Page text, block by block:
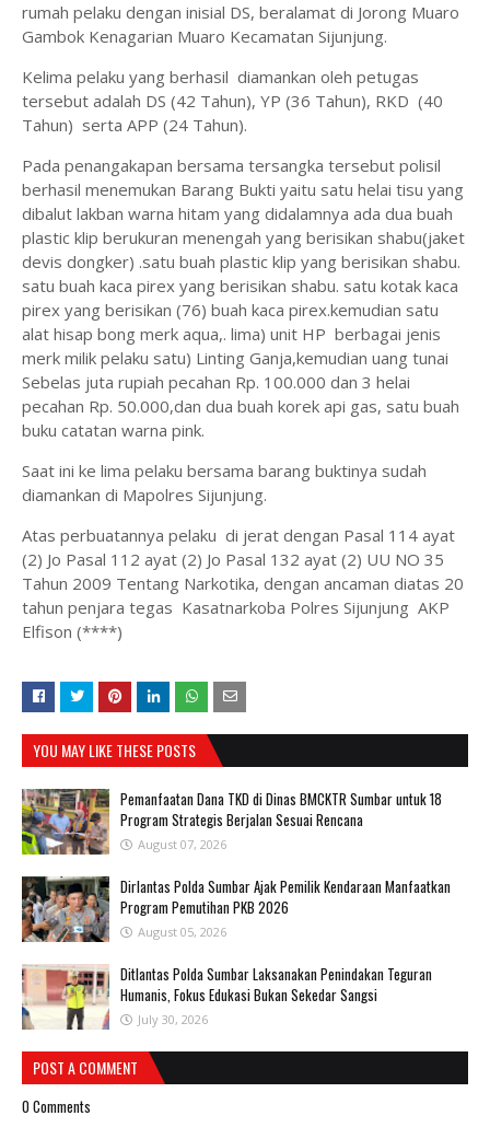
rumah pelaku dengan inisial DS, beralamat di Jorong Muaro
Gambok Kenagarian Muaro Kecamatan Sijunjung.
Kelima pelaku yang berhasil diamankan oleh petugas
tersebut adalah DS (42 Tahun), YP (36 Tahun), RKD (40
Tahun) serta APP (24 Tahun).
Pada penangakapan bersama tersangka tersebut polisil
berhasil menemukan Barang Bukti yaitu satu helai tisu yang
dibalut lakban warna hitam yang didalamnya ada dua buah
plastic klip berukuran menengah yang berisikan shabu(jaket
devis dongker) .satu buah plastic klip yang berisikan shabu.
satu buah kaca pirex yang berisikan shabu. satu kotak kaca
pirex yang berisikan (76) buah kaca pirex.kemudian satu
alat hisap bong merk aqua,. lima) unit HP berbagai jenis
merk milik pelaku satu) Linting Ganja,kemudian uang tunai
Sebelas juta rupiah pecahan Rp. 100.000 dan 3 helai
pecahan Rp. 50.000,dan dua buah korek api gas, satu buah
buku catatan warna pink.
Saat ini ke lima pelaku bersama barang buktinya sudah
diamankan di Mapolres Sijunjung.
Atas perbuatannya pelaku di jerat dengan Pasal 114 ayat
(2) Jo Pasal 112 ayat (2) Jo Pasal 132 ayat (2) UU NO 35
Tahun 2009 Tentang Narkotika, dengan ancaman diatas 20
tahun penjara tegas Kasatnarkoba Polres Sijunjung AKP
Elfison (****)
YOU MAY LIKE THESE POSTS
Pemanfaatan Dana TKD di Dinas BMCKTR Sumbar untuk 18
Program Strategis Berjalan Sesuai Rencana
August 07, 2026
Dirlantas Polda Sumbar Ajak Pemilik Kendaraan Manfaatkan
Program Pemutihan PKB 2026
August 05, 2026
Ditlantas Polda Sumbar Laksanakan Penindakan Teguran
Humanis, Fokus Edukasi Bukan Sekedar Sangsi
July 30, 2026
POST A COMMENT
0 Comments